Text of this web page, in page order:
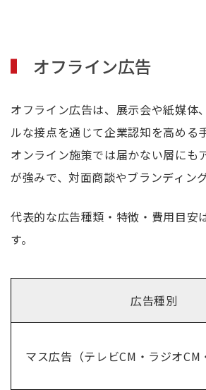
オフライン広告
オフライン広告は、展示会や紙媒体
ルな接点を通じて企業認知を高める
オンライン施策では届かない層にも
が強みで、対面商談やブランディン
代表的な広告種類・特徴・費用目安
す。
広告種別
マス広告（テレビCM・ラジオCM